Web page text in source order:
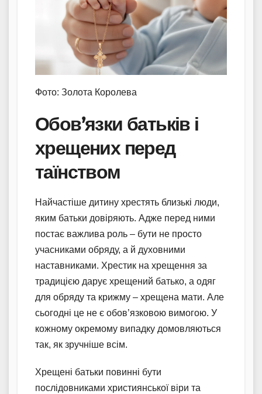
Фото: Золота Королева
Обов’язки батьків і
хрещених перед
таїнством
Найчастіше дитину хрестять близькі люди,
яким батьки довіряють. Адже перед ними
постає важлива роль – бути не просто
учасниками обряду, а й духовними
наставниками. Хрестик на хрещення за
традицією дарує хрещений батько, а одяг
для обряду та крижму – хрещена мати. Але
сьогодні це не є обов’язковою вимогою. У
кожному окремому випадку домовляються
так, як зручніше всім.
Хрещені батьки повинні бути
послідовниками християнської віри та